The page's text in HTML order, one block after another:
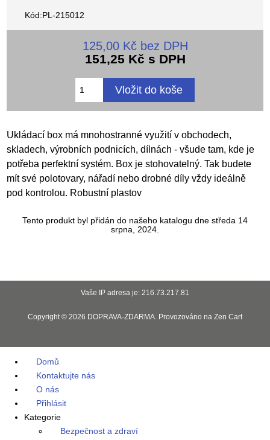
Kód:PL-215012
125,00 Kč bez DPH
151,25 Kč s DPH
Ukládací box má mnohostranné využití v obchodech,
skladech, výrobních podnicích, dílnách - všude tam, kde je
potřeba perfektní systém. Box je stohovatelný. Tak budete
mít své polotovary, nářadí nebo drobné díly vždy ideálně
pod kontrolou. Robustní plastov
Tento produkt byl přidán do našeho katalogu dne středa 14
srpna, 2024.
Vaše IP adresa je: 216.73.217.81
Copyright © 2026 DOPRAVA-ZDARMA. Provozováno na Zen Cart
Domů
Kontaktujte nás
O nás
Přihlásit
Kategorie
Bezpečnost a zdraví